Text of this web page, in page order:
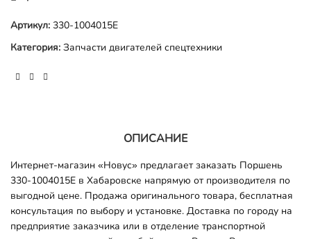
Артикул: 330-1004015E
Категория: Запчасти двигателей спецтехники
ОПИСАНИЕ
Интернет-магазин «Новус» предлагает заказать Поршень
330-1004015E в Хабаровске напрямую от производителя по
выгодной цене. Продажа оригинального товара, бесплатная
консультация по выбору и установке. Доставка по городу на
предприятие заказчика или в отделение транспортной